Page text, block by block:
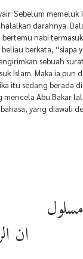
Sebelum
darahnya.
nabi
berkata, “siapa
sebuah
Islam. Maka ia
itu sedang berada
mencela Abu Bakar
yang diawali
ان